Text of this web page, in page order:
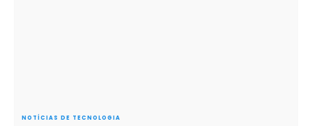
NOTÍCIAS DE TECNOLOGIA